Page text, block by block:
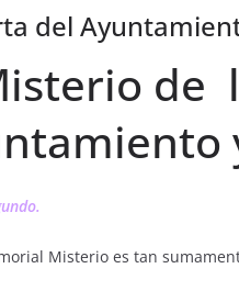
del
de
Misterio es tan